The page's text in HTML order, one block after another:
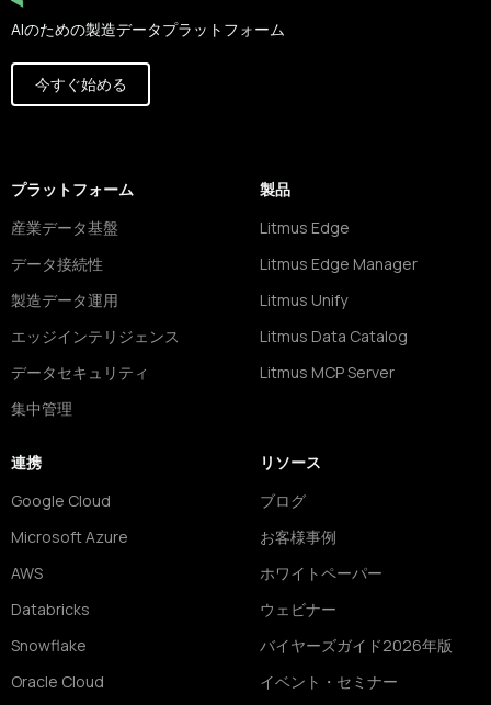
AIのための製造データプラットフォーム
今すぐ始める
プラットフォーム
産業データ基盤
データ接続性
製造データ運用
エッジインテリジェンス
データセキュリティ
集中管理
製品
Litmus Edge
Litmus Edge Manager
Litmus Unify
Litmus Data Catalog
Litmus MCP Server
連携
Google Cloud
Microsoft Azure
AWS
Databricks
Snowflake
Oracle Cloud
リソース
ブログ
お客様事例
ホワイトペーパー
ウェビナー
バイヤーズガイド2026年版
イベント・セミナー